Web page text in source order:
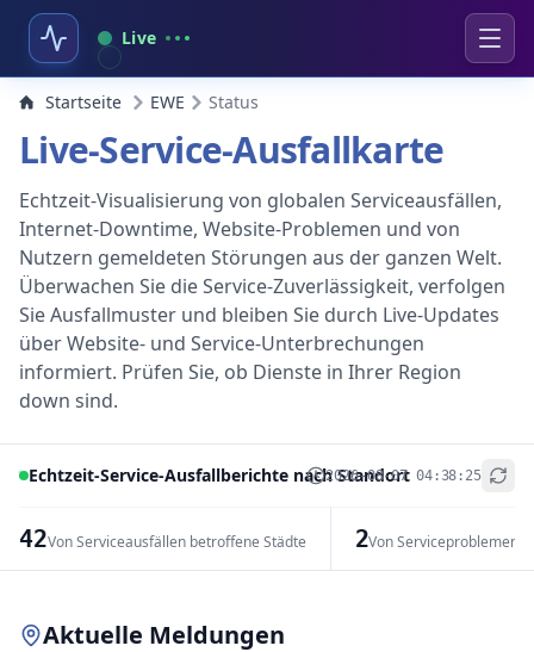
Live
Startseite EWE Status
Live-Service-Ausfallkarte
Echtzeit-Visualisierung von globalen Serviceausfällen,
Internet-Downtime, Website-Problemen und von
Nutzern gemeldeten Störungen aus der ganzen Welt.
Überwachen Sie die Service-Zuverlässigkeit, verfolgen
Sie Ausfallmuster und bleiben Sie durch Live-Updates
über Website- und Service-Unterbrechungen
informiert. Prüfen Sie, ob Dienste in Ihrer Region
down sind.
Echtzeit-Service-Ausfallberichte nach Standort
2026-08-07 04:38:25
42Von Serviceausfällen betroffene Städte 2Von Serviceproblemen
+
Aktuelle Meldungen